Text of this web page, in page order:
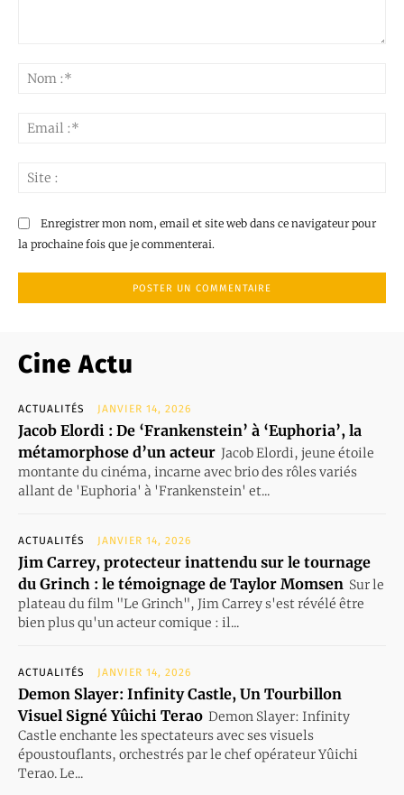
Enregistrer mon nom, email et site web dans ce navigateur pour
la prochaine fois que je commenterai.
Cine Actu
ACTUALITÉS JANVIER 14, 2026
Jacob Elordi : De ‘Frankenstein’ à ‘Euphoria’, la
métamorphose d’un acteur Jacob Elordi, jeune étoile
montante du cinéma, incarne avec brio des rôles variés
allant de 'Euphoria' à 'Frankenstein' et...
ACTUALITÉS JANVIER 14, 2026
Jim Carrey, protecteur inattendu sur le tournage
du Grinch : le témoignage de Taylor Momsen Sur le
plateau du film "Le Grinch", Jim Carrey s'est révélé être
bien plus qu'un acteur comique : il...
ACTUALITÉS JANVIER 14, 2026
Demon Slayer: Infinity Castle, Un Tourbillon
Visuel Signé Yûichi Terao Demon Slayer: Infinity
Castle enchante les spectateurs avec ses visuels
époustouflants, orchestrés par le chef opérateur Yûichi
Terao. Le...